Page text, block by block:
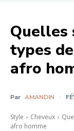
types
afro
Par AMANDIN
Style Cheveux
afro homme